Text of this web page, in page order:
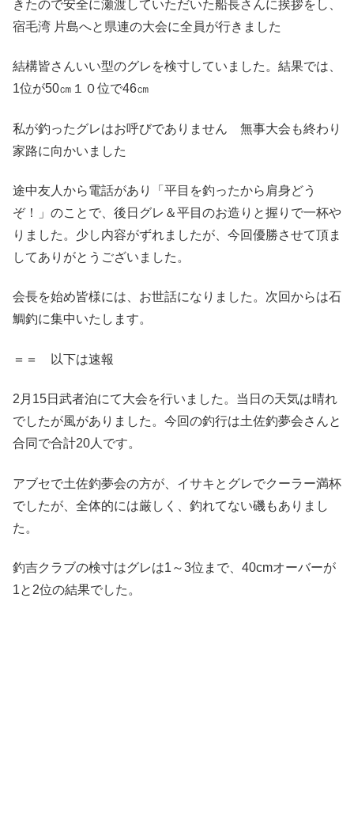
きたので安全に瀬渡していただいた船長さんに挨拶をし、
宿毛湾 片島へと県連の大会に全員が行きました
結構皆さんいい型のグレを検寸していました。結果では、
1位が50㎝１０位で46㎝
私が釣ったグレはお呼びでありません 無事大会も終わり
家路に向かいました
途中友人から電話があり「平目を釣ったから肩身どう
ぞ！」のことで、後日グレ＆平目のお造りと握りで一杯や
りました。少し内容がずれましたが、今回優勝させて頂ま
してありがとうございました。
会長を始め皆様には、お世話になりました。次回からは石
鯛釣に集中いたします。
＝＝ 以下は速報
2月15日武者泊にて大会を行いました。当日の天気は晴れ
でしたが風がありました。今回の釣行は土佐釣夢会さんと
合同で合計20人です。
アブセで土佐釣夢会の方が、イサキとグレでクーラー満杯
でしたが、全体的には厳しく、釣れてない磯もありまし
た。
釣吉クラブの検寸はグレは1～3位まで、40cmオーバーが
1と2位の結果でした。